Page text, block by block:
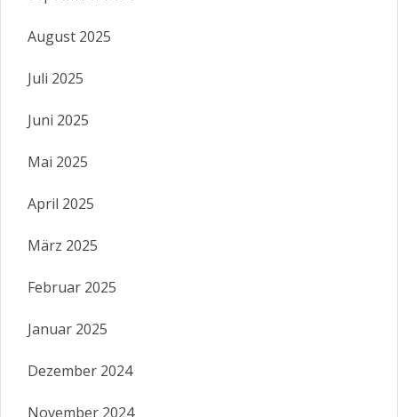
August 2025
Juli 2025
Juni 2025
Mai 2025
April 2025
März 2025
Februar 2025
Januar 2025
Dezember 2024
November 2024